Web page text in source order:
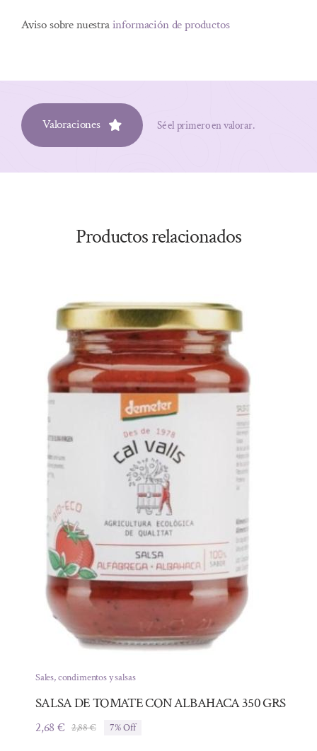
Aviso sobre nuestrainformación de productos
Valoraciones Sé el primero en valorar.
Productos relacionados
Sales, condimentos y salsas
SALSA DE TOMATE CON ALBAHACA 350 GRS
2,88€El
2,68€
El
7% Off